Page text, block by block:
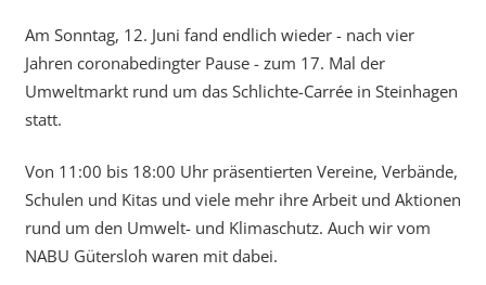
Am Sonntag, 12. Juni fand endlich wieder - nach vier
Jahren coronabedingter Pause - zum 17. Mal der
Umweltmarkt rund um das Schlichte-Carrée in Steinhagen
statt.
Von 11:00 bis 18:00 Uhr präsentierten Vereine, Verbände,
Schulen und Kitas und viele mehr ihre Arbeit und Aktionen
rund um den Umwelt- und Klimaschutz. Auch wir vom
NABU Gütersloh waren mit dabei.